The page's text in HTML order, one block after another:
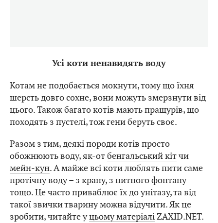
Усі коти ненавидять воду
Котам не подобається мокнути, тому що їхня
шерсть довго сохне, вони можуть змерзнути від
цього. Також багато котів мають пращурів, що
походять з пустелі, тож гени беруть своє.
Разом з тим, деякі породи котів просто
обожнюють воду, як-отбенгальський кітчи
мейн-кун. А майже всі коти люблять пити саме
протічну воду – з крану, з питного фонтану
тощо. Це часто приваблює їх до унітазу, та від
такої звички тварину можна відучити. Як це
зробити, читайте уцьому матеріаліZAXID.NET.